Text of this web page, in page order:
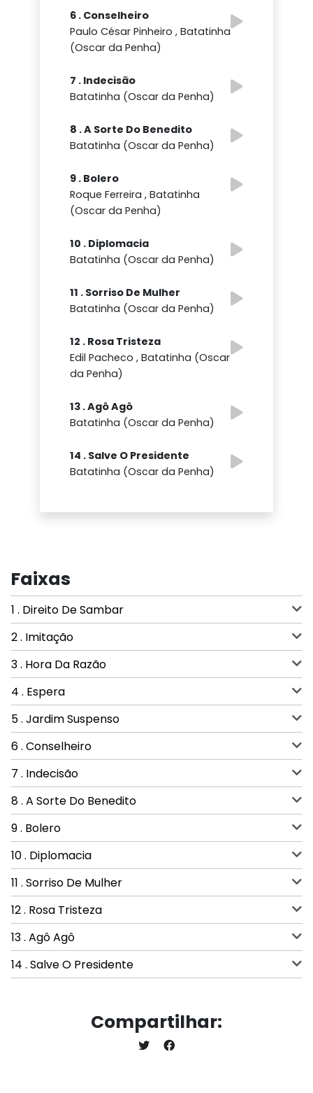
6 . Conselheiro
Paulo César Pinheiro , Batatinha
(Oscar da Penha)
7 . Indecisão
Batatinha (Oscar da Penha)
8 . A Sorte Do Benedito
Batatinha (Oscar da Penha)
9 . Bolero
Roque Ferreira , Batatinha
(Oscar da Penha)
10 . Diplomacia
Batatinha (Oscar da Penha)
11 . Sorriso De Mulher
Batatinha (Oscar da Penha)
12 . Rosa Tristeza
Edil Pacheco , Batatinha (Oscar
da Penha)
13 . Agô Agô
Batatinha (Oscar da Penha)
14 . Salve O Presidente
Batatinha (Oscar da Penha)
Faixas
1 . Direito De Sambar
2 . Imitação
3 . Hora Da Razão
4 . Espera
5 . Jardim Suspenso
6 . Conselheiro
7 . Indecisão
8 . A Sorte Do Benedito
9 . Bolero
10 . Diplomacia
11 . Sorriso De Mulher
12 . Rosa Tristeza
13 . Agô Agô
14 . Salve O Presidente
Compartilhar: